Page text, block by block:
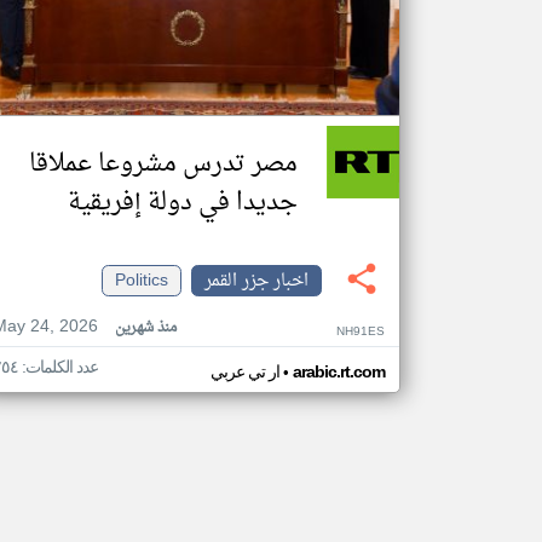
مصر تدرس مشروعا عملاقا
جديدا في دولة إفريقية
اخبار جزر القمر
Politics
24, 2026
منذ شهرين NH91ES
ار تي عربي• arabic.rt.com عدد الكلمات: ٢٥٤